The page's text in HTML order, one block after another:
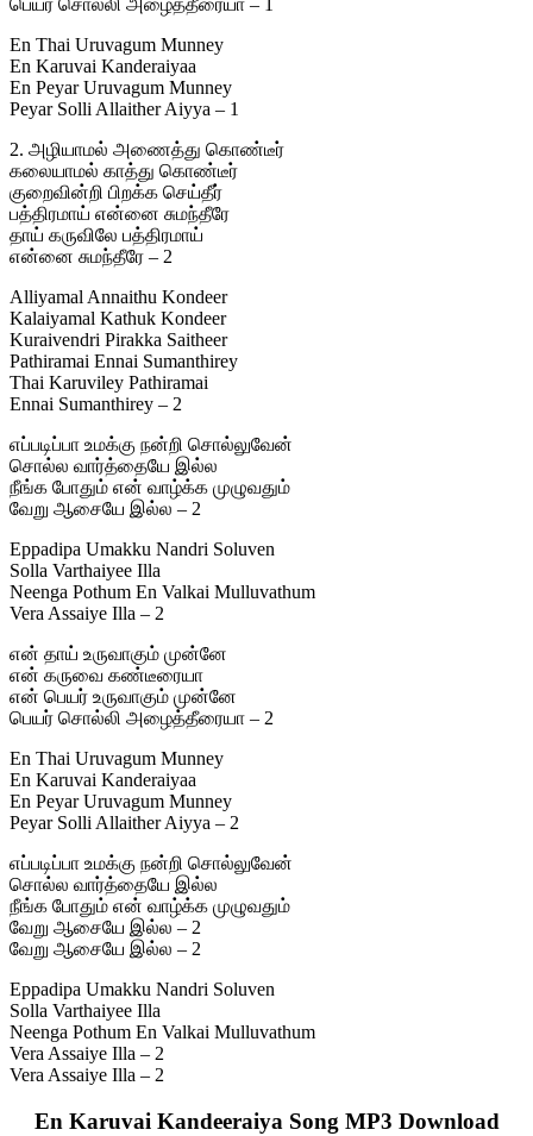
பெயர் சொல்லி அழைத்தீரையா – 1
En Thai Uruvagum Munney
En Karuvai Kanderaiyaa
En Peyar Uruvagum Munney
Peyar Solli Allaither Aiyya – 1
2. அழியாமல் அணைத்து கொண்டீர்
கலையாமல் காத்து கொண்டீர்
குறைவின்றி பிறக்க செய்தீர்
பத்திரமாய் என்னை சுமந்தீரே
தாய் கருவிலே பத்திரமாய்
என்னை சுமந்தீரே – 2
Alliyamal Annaithu Kondeer
Kalaiyamal Kathuk Kondeer
Kuraivendri Pirakka Saitheer
Pathiramai Ennai Sumanthirey
Thai Karuviley Pathiramai
Ennai Sumanthirey – 2
எப்படிப்பா உமக்கு நன்றி சொல்லுவேன்
சொல்ல வார்த்தையே இல்ல
நீங்க போதும் என் வாழ்க்க முழுவதும்
வேறு ஆசையே இல்ல – 2
Eppadipa Umakku Nandri Soluven
Solla Varthaiyee Illa
Neenga Pothum En Valkai Mulluvathum
Vera Assaiye Illa – 2
என் தாய் உருவாகும் முன்னே
என் கருவை கண்டீரையா
என் பெயர் உருவாகும் முன்னே
பெயர் சொல்லி அழைத்தீரையா – 2
En Thai Uruvagum Munney
En Karuvai Kanderaiyaa
En Peyar Uruvagum Munney
Peyar Solli Allaither Aiyya – 2
எப்படிப்பா உமக்கு நன்றி சொல்லுவேன்
சொல்ல வார்த்தையே இல்ல
நீங்க போதும் என் வாழ்க்க முழுவதும்
வேறு ஆசையே இல்ல – 2
வேறு ஆசையே இல்ல – 2
Eppadipa Umakku Nandri Soluven
Solla Varthaiyee Illa
Neenga Pothum En Valkai Mulluvathum
Vera Assaiye Illa – 2
Vera Assaiye Illa – 2
En Karuvai Kandeeraiya Song MP3 Download